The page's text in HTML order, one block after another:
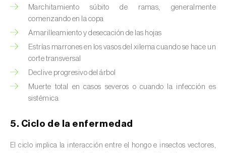
Marchitamiento súbito de ramas, generalmente
comenzando en la copa
Amarilleamiento y desecación de las hojas
Estrías marrones en los vasos del xilema cuando se hace un
corte transversal
Declive progresivo del árbol
Muerte total en casos severos o cuando la infección es
sistémica
5. Ciclo de la enfermedad
El ciclo implica la interacción entre el hongo e insectos vectores,